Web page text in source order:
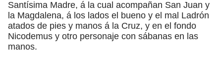
Santísima Madre, á la cual acompañan San Juan y
la Magdalena, á los lados el bueno y el mal Ladrón
atados de pies y manos á la Cruz, y en el fondo
Nicodemus y otro personaje con sábanas en las
manos.